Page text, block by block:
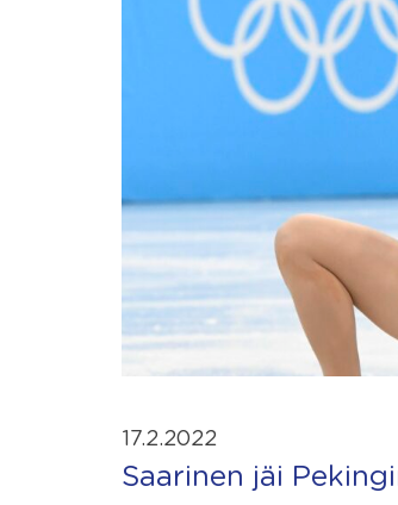
17.2.2022
Saarinen jäi